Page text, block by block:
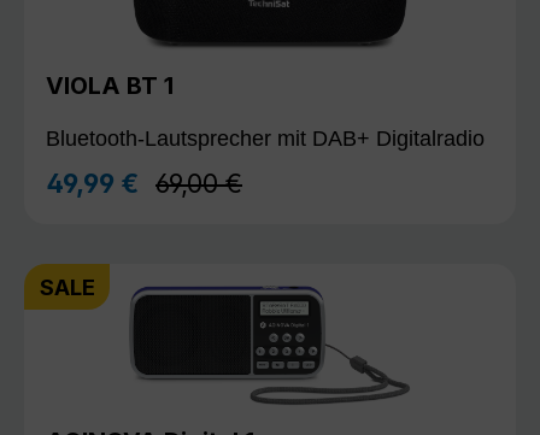
VIOLA BT 1
Bluetooth-Lautsprecher mit DAB+ Digitalradio
Verkaufspreis:
49,99 € Regulärer Preis:
69,00 €
SALE